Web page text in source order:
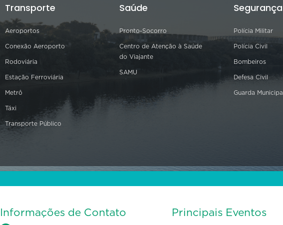
Transporte
Aeroportos
Conexão Aeroporto
Rodoviária
Estação Ferroviária
Metrô
Táxi
Transporte Público
Saúde
Pronto-Socorro
Centro de Atenção à Saúde
do Viajante
SAMU
Segurança
Polícia Militar
Polícia Civil
Bombeiros
Defesa Civil
Guarda Municipal
Informações de Contato Principais Eventos